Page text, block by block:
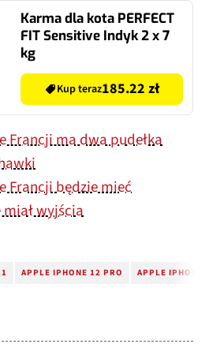
Karma dla kota PERFECT
FIT Sensitive Indyk 2 x 7
kg
Kup teraz185.22 zł
Francji ma dwa pudełka
Francji będzie mieć
wyjścia
APPLE IPHONE 12 PRO APPLE IPHONE